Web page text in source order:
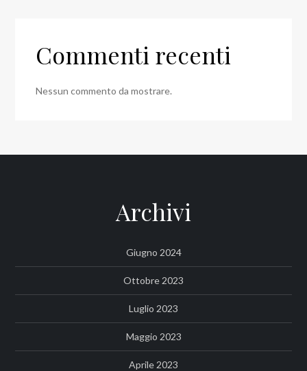
Commenti recenti
Nessun commento da mostrare.
Archivi
Giugno 2024
Ottobre 2023
Luglio 2023
Maggio 2023
Aprile 2023